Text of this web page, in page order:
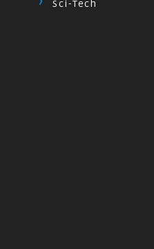
Sci-Tech